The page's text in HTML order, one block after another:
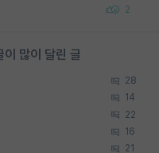
2
많이 달린 글
28
14
22
16
21